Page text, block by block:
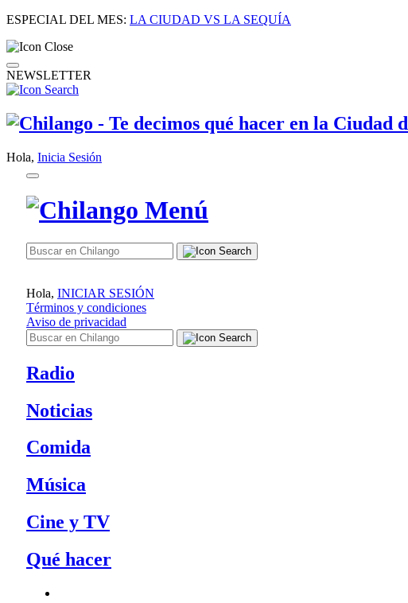
ESPECIAL DEL MES: LA CIUDAD VS LA SEQUÍA
NEWSLETTER
Hola, Inicia Sesión
Hola, INICIAR SESIÓN
Términos y condiciones
Aviso de privacidad
Radio
Noticias
Comida
Música
Cine y TV
Qué hacer